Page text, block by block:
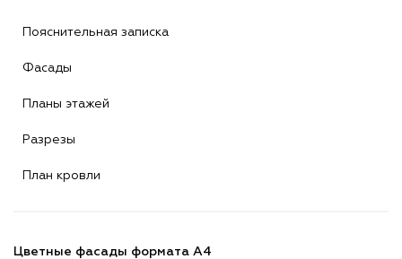
Пояснительная записка
Фасады
Планы этажей
Разрезы
План кровли
Цветные фасады формата А4